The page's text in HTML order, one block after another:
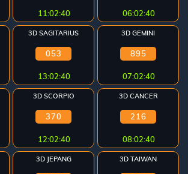
11:02:40 06:02:40
3D SAGITARIUS
053
13:02:40
3D GEMINI
895
07:02:40
3D SCORPIO
370
12:02:40
3D CANCER
216
08:02:40
3D JEPANG 3D TAIWAN